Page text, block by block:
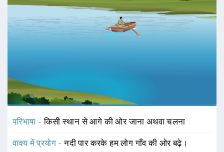
परिभाषा -किसी स्थान से आगे की ओर जाना अथवा चलना
वाक्य में प्रयोग -नदी पार करके हम लोग गाँव की ओर बढ़े।